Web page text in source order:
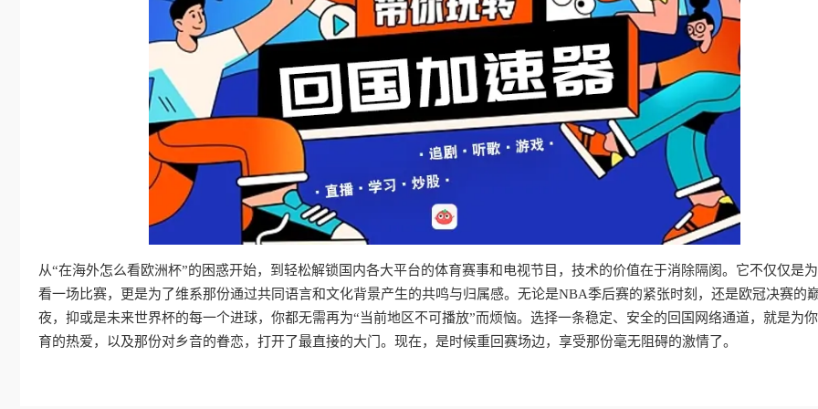
从“在海外怎么看欧洲杯”的困惑开始，到轻松解锁国内各大平台的体育赛事和电视节目，技术的价值在于消除隔阂。它不仅仅是
看一场比赛，更是为了维系那份通过共同语言和文化背景产生的共鸣与归属感。无论是NBA季后赛的紧张时刻，还是欧冠决赛的
夜，抑或是未来世界杯的每一个进球，你都无需再为“当前地区不可播放”而烦恼。选择一条稳定、安全的回国网络通道，就是为
育的热爱，以及那份对乡音的眷恋，打开了最直接的大门。现在，是时候重回赛场边，享受那份毫无阻碍的激情了。